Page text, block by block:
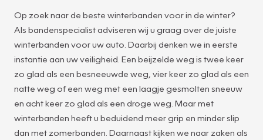
Op zoek naar de beste winterbanden voor in de winter?
Als bandenspecialist adviseren wij u graag over de juiste
winterbanden voor uw auto. Daarbij denken we in eerste
instantie aan uw veiligheid. Een beijzelde weg is twee keer
zo glad als een besneeuwde weg, vier keer zo glad als een
natte weg of een weg met een laagje gesmolten sneeuw
en acht keer zo glad als een droge weg. Maar met
winterbanden heeft u beduidend meer grip en minder slip
dan met zomerbanden. Daarnaast kijken we naar zaken als